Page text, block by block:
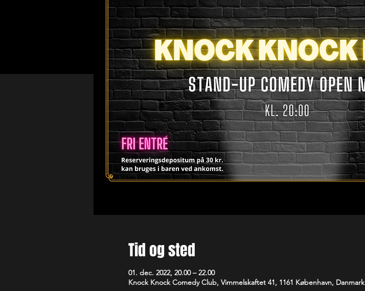
Tid og sted
01. dec. 2022, 20.00 – 22.00
Knock Knock Comedy Club, Vimmelskaftet 41, 1161 København, Danmark